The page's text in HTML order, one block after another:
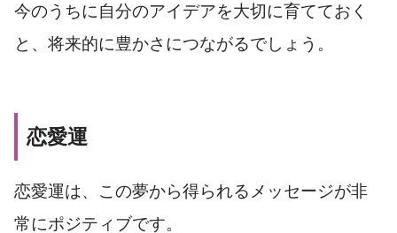
今のうちに自分のアイデアを大切に育てておく
と、将来的に豊かさにつながるでしょう。
恋愛運
恋愛運は、この夢から得られるメッセージが非
常にポジティブです。